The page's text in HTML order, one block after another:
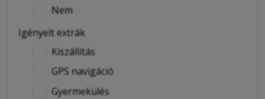
Nem
Igényelt extrák
Kiszállítás
GPS navigáció
Gyermekülés